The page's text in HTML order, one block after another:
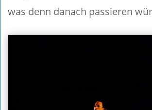
was denn danach passieren